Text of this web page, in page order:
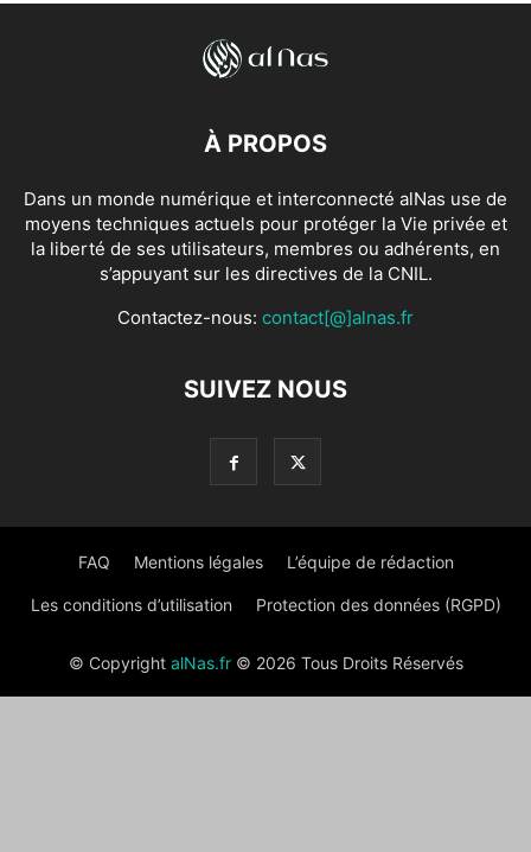
À PROPOS
Dans un monde numérique et interconnecté alNas use de
moyens techniques actuels pour protéger la Vie privée et
la liberté de ses utilisateurs, membres ou adhérents, en
s’appuyant sur les directives de la CNIL.
Contactez-nous: contact[@]alnas.fr
SUIVEZ NOUS
FAQ Mentions légales L’équipe de rédaction
Les conditions d’utilisation Protection des données (RGPD)
© Copyright alNas.fr© 2026 Tous Droits Réservés